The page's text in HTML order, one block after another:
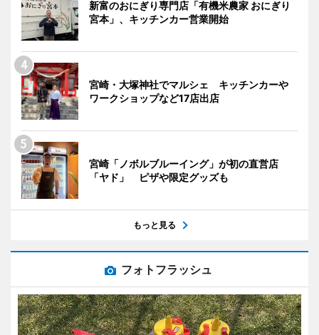
新富のおにぎり専門店「有機米農家 おにぎり
宮本」、キッチンカー営業開始
宮崎・大塚神社でマルシェ キッチンカーや
ワークショップなど17店出店
宮崎「ノボルブルーイング」が初の直営店
「ヤド」 ピザや限定グッズも
もっと見る
フォトフラッシュ